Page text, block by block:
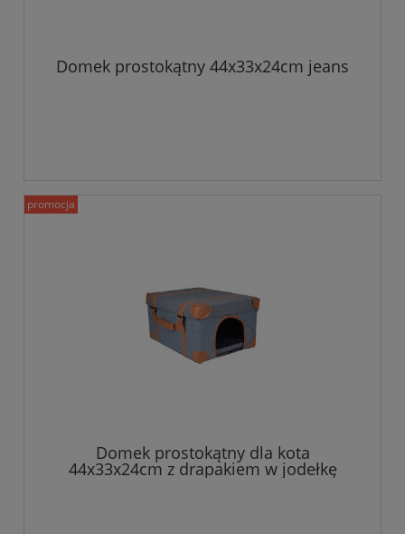
Domek prostokątny 44x33x24cm jeans
Domek prostokątny dla kota
44x33x24cm z drapakiem w jodełkę
promocja